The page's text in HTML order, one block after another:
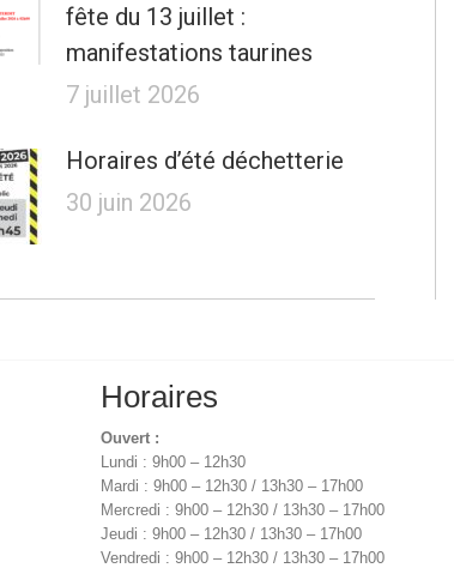
fête du 13 juillet :
manifestations taurines
7 juillet 2026
Horaires d’été déchetterie
30 juin 2026
Horaires
Ouvert :
Lundi : 9h00 – 12h30
Mardi : 9h00 – 12h30 / 13h30 – 17h00
Mercredi : 9h00 – 12h30 / 13h30 – 17h00
Jeudi : 9h00 – 12h30 / 13h30 – 17h00
Vendredi : 9h00 – 12h30 / 13h30 – 17h00